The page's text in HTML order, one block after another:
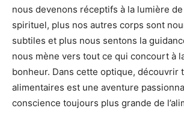
nous devenons réceptifs à la lumière
spirituel, plus nos autres corps sont
subtiles et plus nous sentons la
nous mène vers tout ce qui concourt à
bonheur. Dans cette optique, découvrir
alimentaires est une aventure
conscience toujours plus grande de